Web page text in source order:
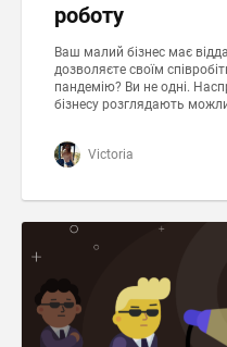
роботу
Ваш малий бізнес має
дозволяєте своїм
пандемію? Ви не одні.
бізнесу розглядають
Victoria